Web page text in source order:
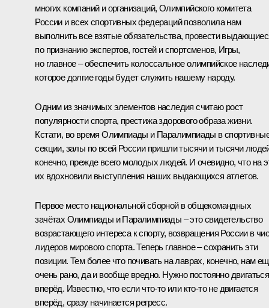
многих компаний и организаций, Олимпийского комитета
России и всех спортивных федераций позволила нам
выполнить все взятые обязательства, провести
по признанию экспертов, гостей и спортсменов, Игры,
но главное – обеспечить колоссальное олимпийское
которое долгие годы будет служить нашему народу.
Одним из значимых элементов наследия считаю рост
популярности спорта, престижа здорового образа жизни.
Кстати, во время Олимпиады и Паралимпиады в
секции, залы по всей России пришли тысячи и тысячи
конечно, прежде всего молодых людей. И очевидно, что на
их вдохновили выступления наших выдающихся атлетов.
Первое место национальной сборной в общекомандных
зачётах Олимпиады и Паралимпиады – это свидетельство
возрастающего интереса к спорту, возвращения России в
лидеров мирового спорта. Теперь главное – сохранить эти
позиции. Тем более что почивать на лаврах, конечно, нам
очень рано, да и вообще вредно. Нужно постоянно двигаться
вперёд. Известно, что если что‑то или кто‑то не двигается
вперёд, сразу начинается регресс.